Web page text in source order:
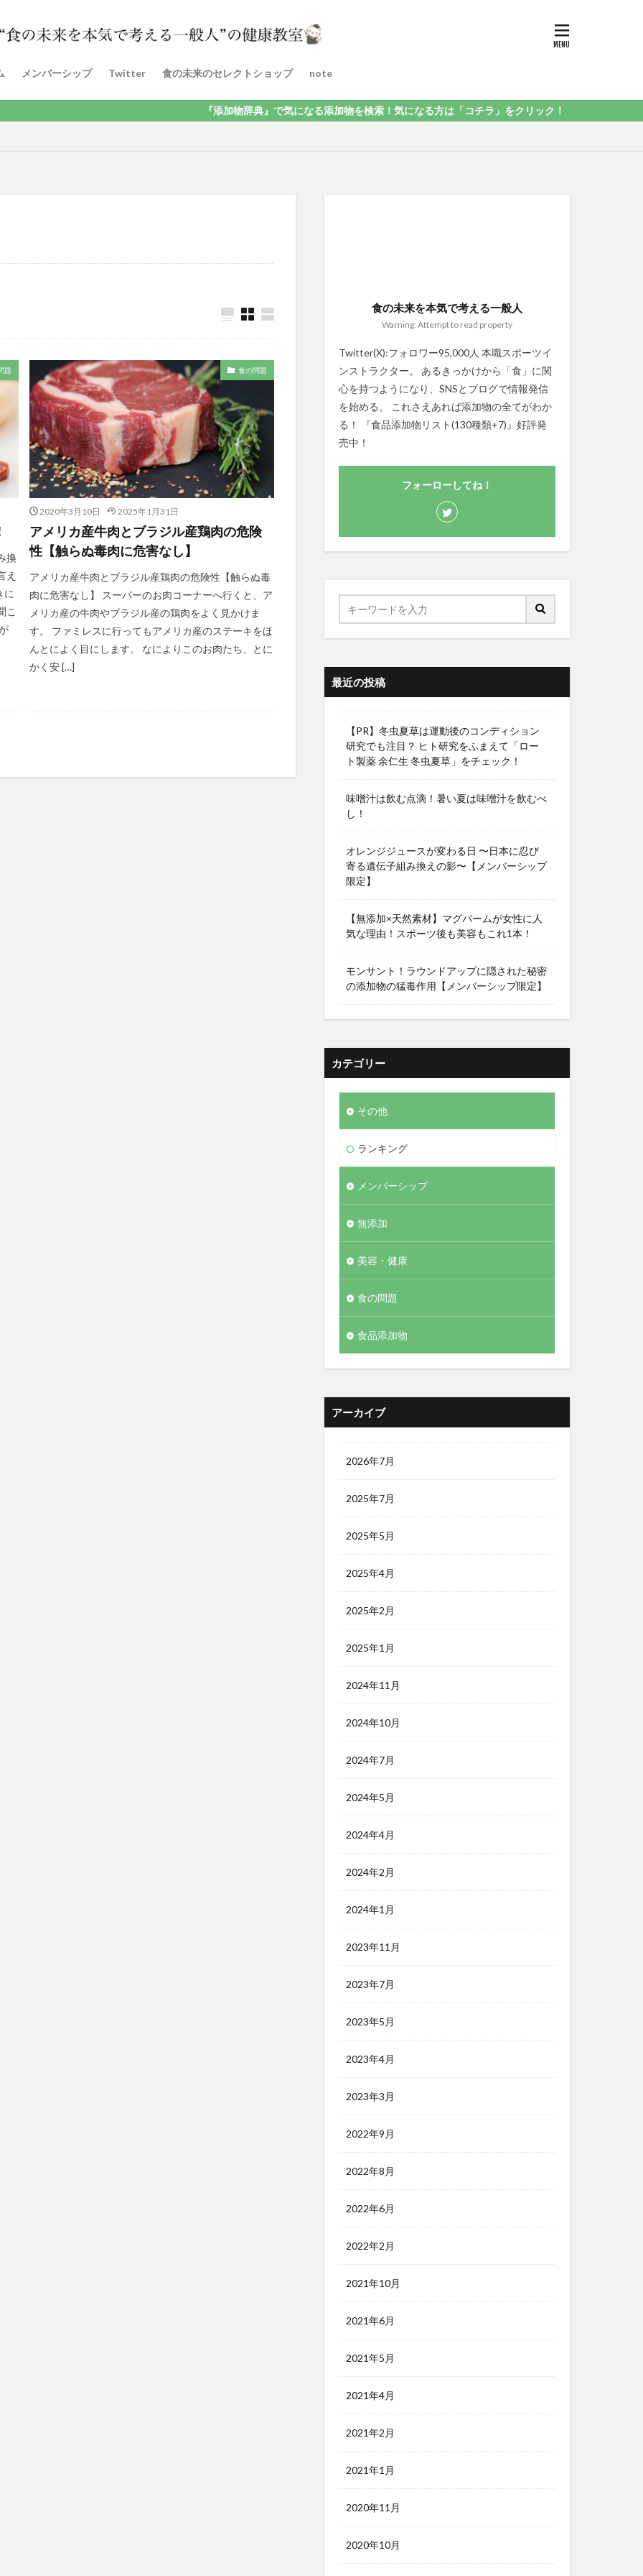
メンバーシップ Twitter 食の未来のセレクトショップ note
『添加物辞典』で気になる添加物を検索！気になる方は「コチラ」をクリック！
題
換
え
に
こ
食の問題
2020年3月10日 2025年1月31日
アメリカ産牛肉とブラジル産鶏肉の危険
性【触らぬ毒肉に危害なし】
アメリカ産牛肉とブラジル産鶏肉の危険性【触らぬ毒
肉に危害なし】 スーパーのお肉コーナーへ行くと、ア
メリカ産の牛肉やブラジル産の鶏肉をよく見かけま
す。 ファミレスに行ってもアメリカ産のステーキをほ
んとによく目にします。 なによりこのお肉たち、とに
かく安 […]
食の未来を本気で考える一般人
Warning: Attempt to read property
Twitter(X):フォロワー95,000人 本職スポーツイ
ンストラクター。 あるきっかけから「食」に関
心を持つようになり、SNSとブログで情報発信
を始める。 これさえあれば添加物の全てがわか
る！ 『食品添加物リスト(130種類+7)』好評発
売中！
フォーローしてね！
最近の投稿
【PR】冬虫夏草は運動後のコンディション
研究でも注目？ ヒト研究をふまえて「ロー
ト製薬 余仁生 冬虫夏草」をチェック！
味噌汁は飲む点滴！暑い夏は味噌汁を飲むべ
し！
オレンジジュースが変わる日 〜日本に忍び
寄る遺伝子組み換えの影〜【メンバーシップ
限定】
【無添加×天然素材】マグバームが女性に人
気な理由！スポーツ後も美容もこれ1本！
モンサント！ラウンドアップに隠された秘密
の添加物の猛毒作用【メンバーシップ限定】
カテゴリー
その他
ランキング
メンバーシップ
無添加
美容・健康
食の問題
食品添加物
アーカイブ
2026年7月
2025年7月
2025年5月
2025年4月
2025年2月
2025年1月
2024年11月
2024年10月
2024年7月
2024年5月
2024年4月
2024年2月
2024年1月
2023年11月
2023年7月
2023年5月
2023年4月
2023年3月
2022年9月
2022年8月
2022年6月
2022年2月
2021年10月
2021年6月
2021年5月
2021年4月
2021年2月
2021年1月
2020年11月
2020年10月